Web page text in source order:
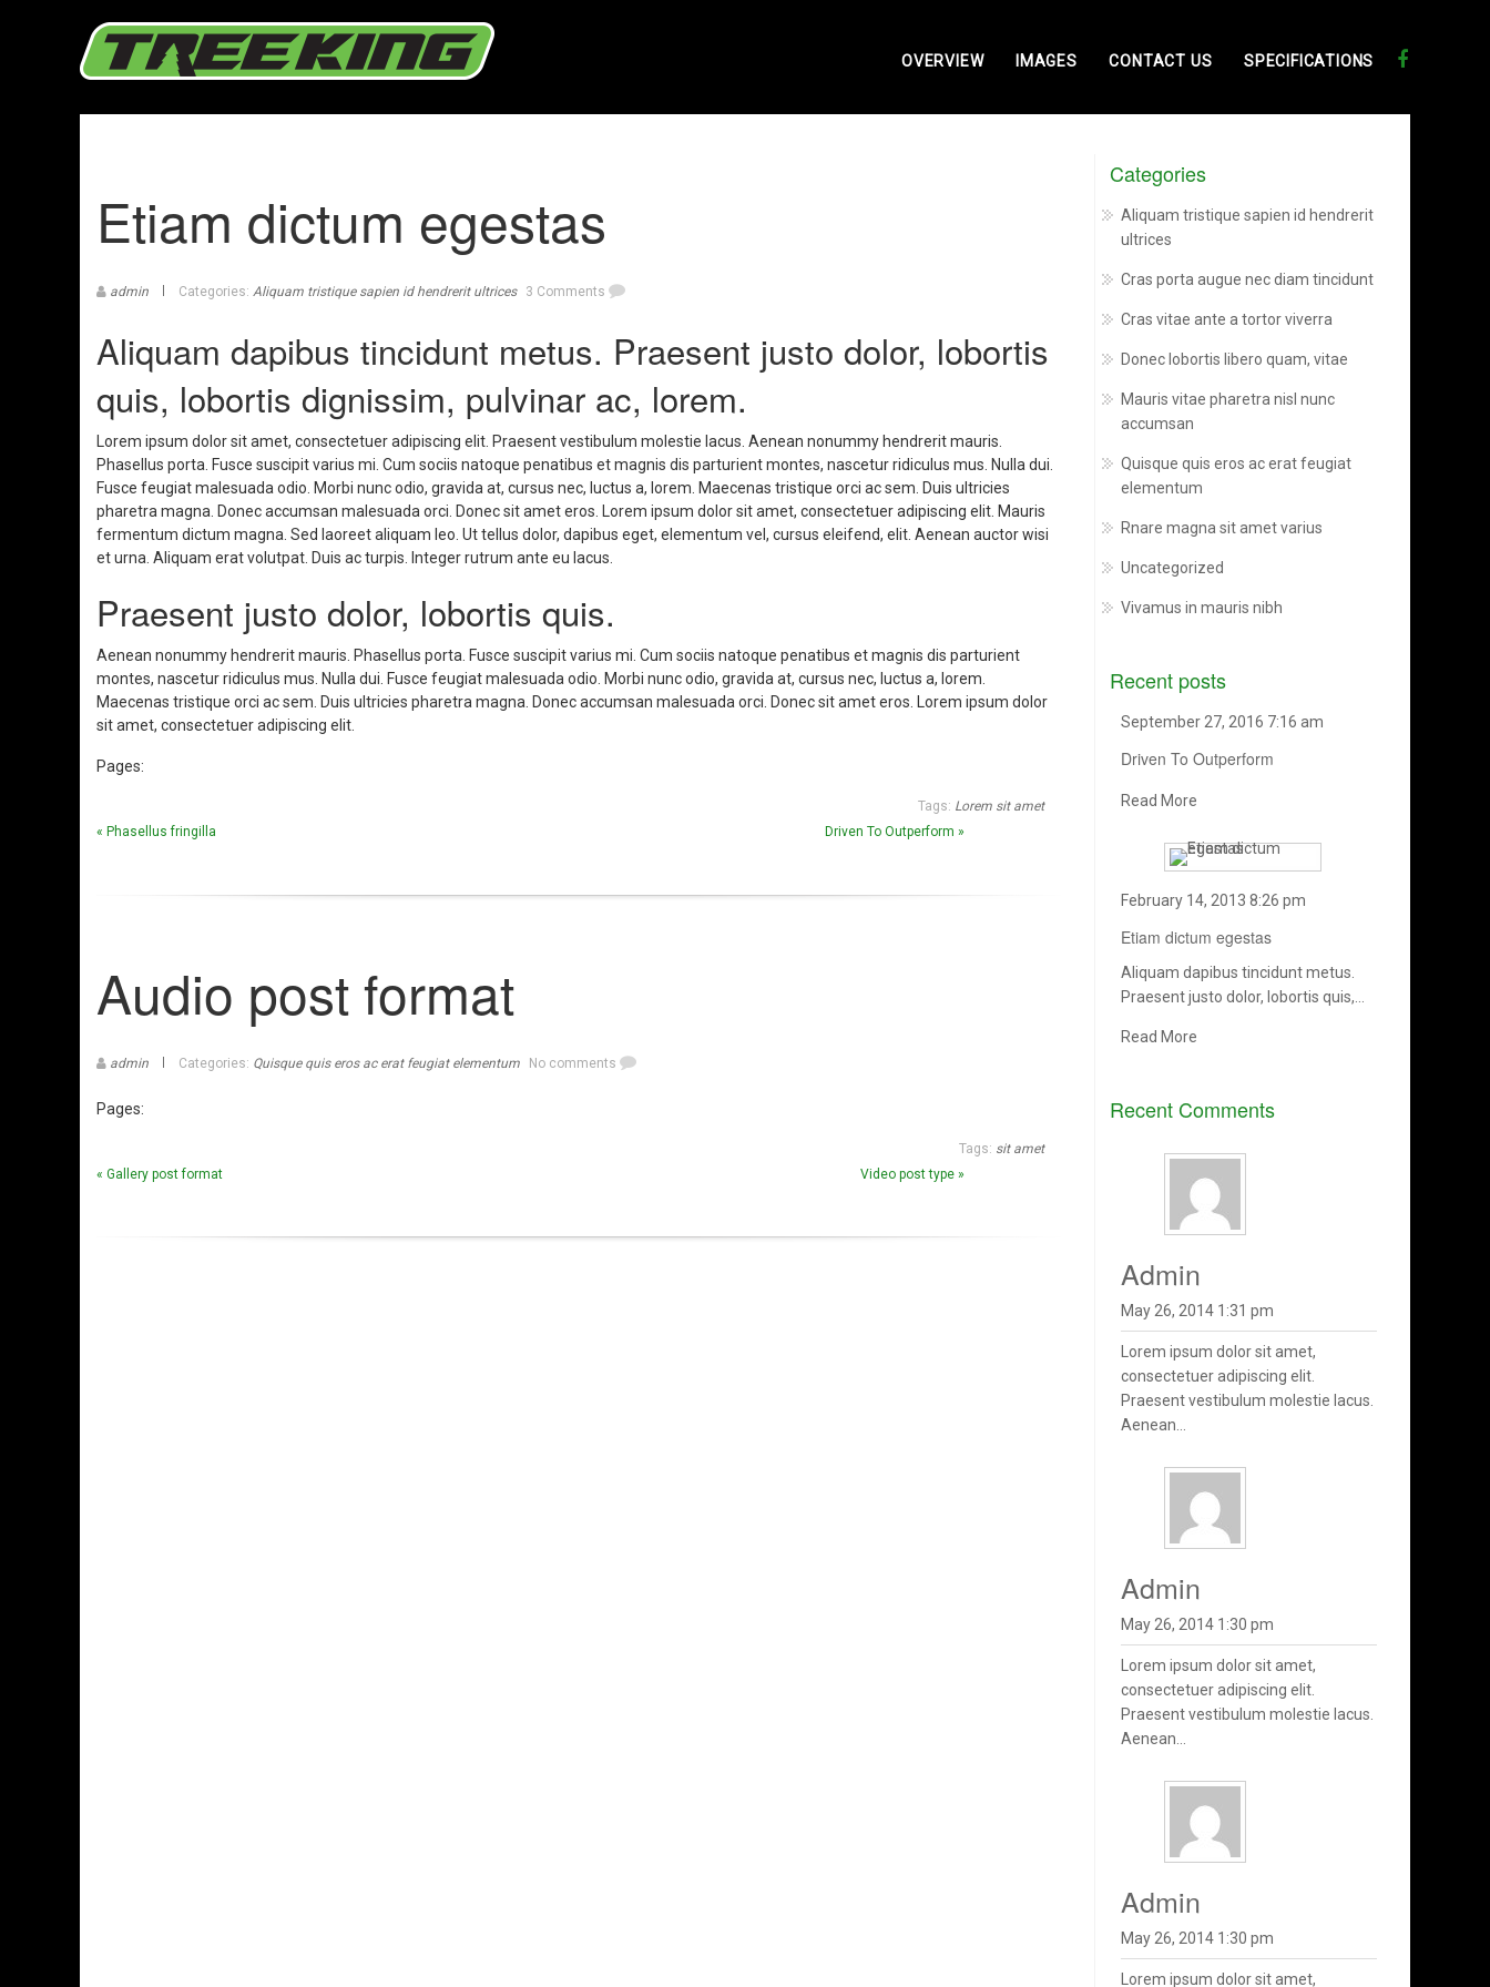
OVERVIEW IMAGES CONTACT US SPECIFICATIONS
Etiam dictum egestas
admin Categories: Aliquam tristique sapien id hendrerit ultrices 3 Comments
Aliquam dapibus tincidunt metus. Praesent justo dolor, lobortis
quis, lobortis dignissim, pulvinar ac, lorem.
Lorem ipsum dolor sit amet, consectetuer adipiscing elit. Praesent vestibulum molestie lacus. Aenean nonummy hendrerit mauris.
Phasellus porta. Fusce suscipit varius mi. Cum sociis natoque penatibus et magnis dis parturient montes, nascetur ridiculus mus. Nulla dui.
Fusce feugiat malesuada odio. Morbi nunc odio, gravida at, cursus nec, luctus a, lorem. Maecenas tristique orci ac sem. Duis ultricies
pharetra magna. Donec accumsan malesuada orci. Donec sit amet eros. Lorem ipsum dolor sit amet, consectetuer adipiscing elit. Mauris
fermentum dictum magna. Sed laoreet aliquam leo. Ut tellus dolor, dapibus eget, elementum vel, cursus eleifend, elit. Aenean auctor wisi
et urna. Aliquam erat volutpat. Duis ac turpis. Integer rutrum ante eu lacus.
Praesent justo dolor, lobortis quis.
Aenean nonummy hendrerit mauris. Phasellus porta. Fusce suscipit varius mi. Cum sociis natoque penatibus et magnis dis parturient
montes, nascetur ridiculus mus. Nulla dui. Fusce feugiat malesuada odio. Morbi nunc odio, gravida at, cursus nec, luctus a, lorem.
Maecenas tristique orci ac sem. Duis ultricies pharetra magna. Donec accumsan malesuada orci. Donec sit amet eros. Lorem ipsum dolor
sit amet, consectetuer adipiscing elit.
Pages:
Tags: Lorem sit amet
« Phasellus fringilla
Driven To Outperform »
Audio post format
admin Categories: Quisque quis eros ac erat feugiat elementum No comments
Pages:
Tags: sit amet
« Gallery post format
Video post type »
Categories
Aliquam tristique sapien id hendrerit
ultrices
Cras porta augue nec diam tincidunt
Cras vitae ante a tortor viverra
Donec lobortis libero quam, vitae
Mauris vitae pharetra nisl nunc
accumsan
Quisque quis eros ac erat feugiat
elementum
Rnare magna sit amet varius
Uncategorized
Vivamus in mauris nibh
Recent posts
September 27, 2016 7:16 am
Driven To Outperform
Read More
February 14, 2013 8:26 pm
Etiam dictum egestas
Aliquam dapibus tincidunt metus.
Praesent justo dolor, lobortis quis,…
Read More
Recent Comments
admin
May 26, 2014 1:31 pm
Lorem ipsum dolor sit amet,
consectetuer adipiscing elit.
Praesent vestibulum molestie lacus.
Aenean...
admin
May 26, 2014 1:30 pm
Lorem ipsum dolor sit amet,
consectetuer adipiscing elit.
Praesent vestibulum molestie lacus.
Aenean...
admin
May 26, 2014 1:30 pm
Lorem ipsum dolor sit amet,